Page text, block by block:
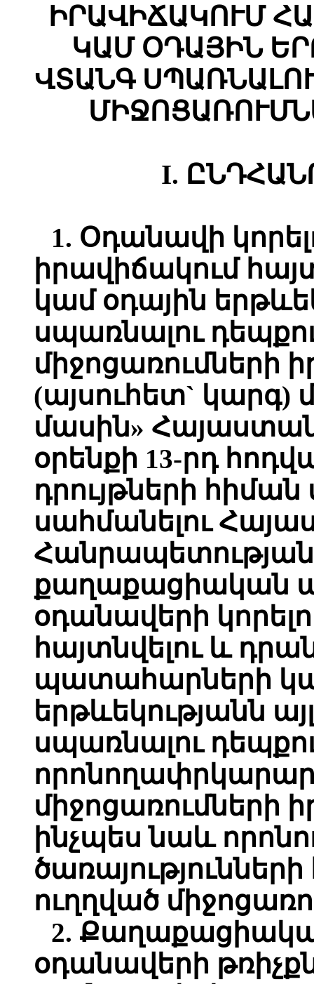
ԻՐԱՎԻՃԱԿՈՒՄ
ԿԱՄ ՕԴԱՅԻՆ
ՎՏԱՆԳ
I.
1. Օդանավի
իրավիճակում
կամ օդային
սպառնալու
միջոցառումների
(այսուհետ` կարգ)
մասին»
օրենքի 13-րդ
դրույթների
սահմանելու
քաղաքացիական
օդանավերի
հայտնվելու և
պատահարների
երթևեկությանն
սպառնալու
միջոցառումների
ինչպես նաև
ուղղված
2.
օդանավերի